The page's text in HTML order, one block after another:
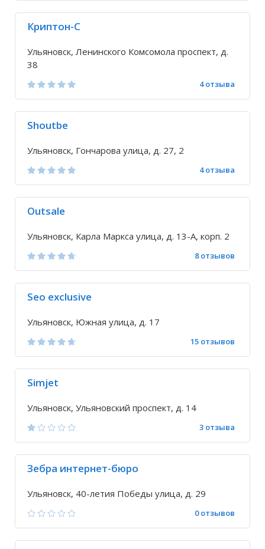
Криптон-С
Ульяновск, Ленинского Комсомола проспект, д.
38
4 отзыва
Shoutbe
Ульяновск, Гончарова улица, д. 27, 2
4 отзыва
Outsale
Ульяновск, Карла Маркса улица, д. 13-А, корп. 2
8 отзывов
Seo exclusive
Ульяновск, Южная улица, д. 17
15 отзывов
Simjet
Ульяновск, Ульяновский проспект, д. 14
3 отзыва
Зебра интернет-бюро
Ульяновск, 40-летия Победы улица, д. 29
0 отзывов